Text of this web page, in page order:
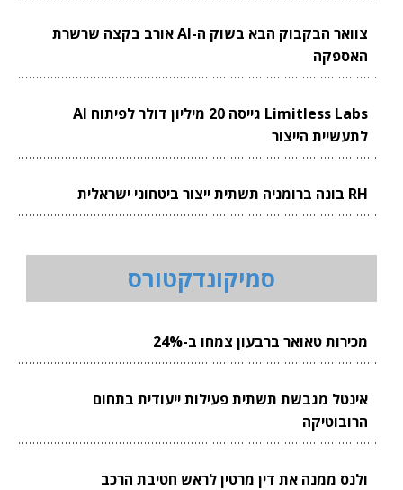
צוואר הבקבוק הבא בשוק ה-AI אורב בקצה שרשרת
האספקה
Limitless Labs גייסה 20 מיליון דולר לפיתוח AI
לתעשיית הייצור
RH בונה ברומניה תשתית ייצור ביטחוני ישראלית
סמיקונדקטורס
מכירות טאואר ברבעון צמחו ב-24%
אינטל מגבשת תשתית פעילות ייעודית בתחום
הרובוטיקה
ולנס ממנה את דין מרטין לראש חטיבת הרכב